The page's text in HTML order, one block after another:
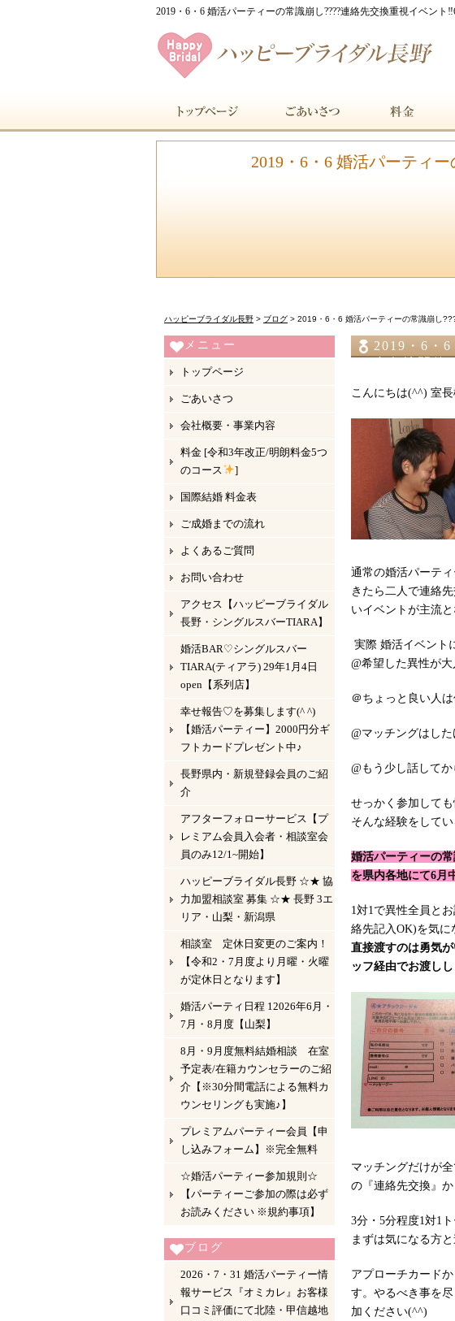
2019・6・6 婚活パーティーの常識崩し????連絡先交換重視イベン
2019・6・6 婚活パーティ
ハッピーブライダル長野 > ブログ > 2019・6・6 婚活パーティーの常識崩し
2019・6・
こんにちは(^^) 室
通常の婚活パーテ
きたら二人で連絡
いイベントが主流
実際 婚活イベント
@希望した異性が
＠ちょっと良い人
@マッチングはし
@もう少し話して
せっかく参加して
そんな経験をして
婚活パーティーの
を県内各地にて6月
1対1で異性全員と
絡先記入OK)を気
直接渡すのは勇気
ッフ経由でお渡し
マッチングだけが
の『連絡先交換』
3分・5分程度1対1
まずは気になる方
アプローチカード
す。やるべき事を
加ください(^^)
メニュー
トップページ
ごあいさつ
会社概要・事業内容
料金 [令和3年改正/明朗料金5つ
のコース
]
国際結婚 料金表
ご成婚までの流れ
よくあるご質問
お問い合わせ
アクセス【ハッピーブライダル
長野・シングルスバーTIARA】
婚活BAR♡シングルスバー
TIARA(ティアラ) 29年1月4日
open【系列店】
幸せ報告♡を募集します(^ ^)
【婚活パーティー】2000円分ギ
フトカードプレゼント中♪
長野県内・新規登録会員のご紹
介
アフターフォローサービス【プ
レミアム会員入会者・相談室会
員のみ12/1~開始】
ハッピーブライダル長野 ☆★ 協
力加盟相談室 募集 ☆★ 長野 3エ
リア・山梨・新潟県
相談室 定休日変更のご案内！
【令和2・7月度より月曜・火曜
が定休日となります】
婚活パーティ日程 12026年6月・
7月・8月度【山梨】
8月・9月度無料結婚相談 在室
予定表/在籍カウンセラーのご紹
介【※30分間電話による無料カ
ウンセリングも実施♪】
プレミアムパーティー会員【申
し込みフォーム】※完全無料
☆婚活パーティー参加規則☆
【パーティーご参加の際は必ず
お読みください ※規約事項】
ブログ
2026・7・31 婚活パーティー情
報サービス『オミカレ』お客様
口コミ評価にて北陸・甲信越地